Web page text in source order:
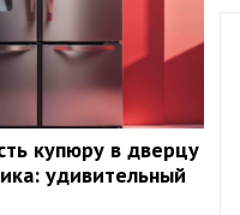
купюру в дверцу
удивительный